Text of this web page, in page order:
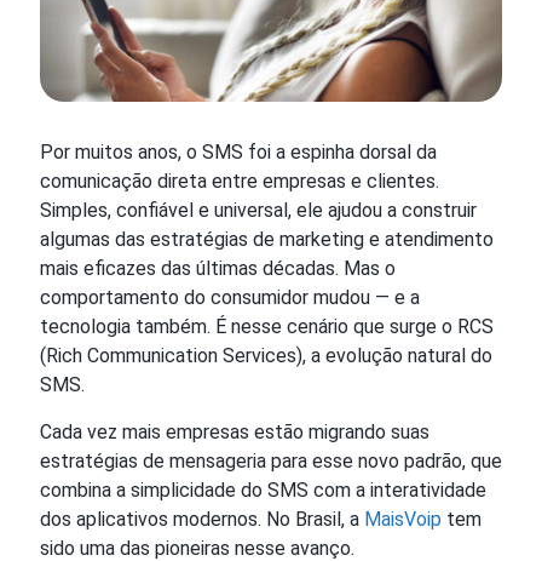
Por muitos anos, o SMS foi a espinha dorsal da
comunicação direta entre empresas e clientes.
Simples, confiável e universal, ele ajudou a construir
algumas das estratégias de marketing e atendimento
mais eficazes das últimas décadas. Mas o
comportamento do consumidor mudou — e a
tecnologia também. É nesse cenário que surge o RCS
(Rich Communication Services), a evolução natural do
SMS.
Cada vez mais empresas estão migrando suas
estratégias de mensageria para esse novo padrão, que
combina a simplicidade do SMS com a interatividade
dos aplicativos modernos. No Brasil, a MaisVoip tem
sido uma das pioneiras nesse avanço.